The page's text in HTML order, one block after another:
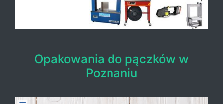
Opakowania do pączków w
Poznaniu